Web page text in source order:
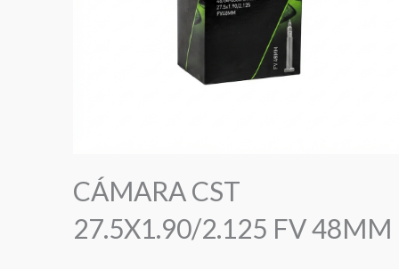
CÁMARA CST
27.5X1.90/2.125 FV 48MM